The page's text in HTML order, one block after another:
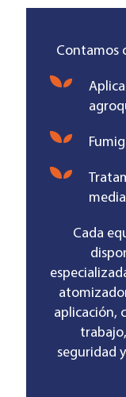
Contamos
Cada
aplicación,
seguridad